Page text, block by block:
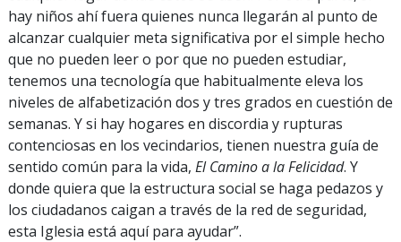
hay niños ahí fuera quienes nunca llegarán al punto de
alcanzar cualquier meta significativa por el simple hecho
que no pueden leer o por que no pueden estudiar,
tenemos una tecnología que habitualmente eleva los
niveles de alfabetización dos y tres grados en cuestión de
semanas. Y si hay hogares en discordia y rupturas
contenciosas en los vecindarios, tienen nuestra guía de
sentido común para la vida, El Camino a la Felicidad. Y
donde quiera que la estructura social se haga pedazos y
los ciudadanos caigan a través de la red de seguridad,
esta Iglesia está aquí para ayudar”.